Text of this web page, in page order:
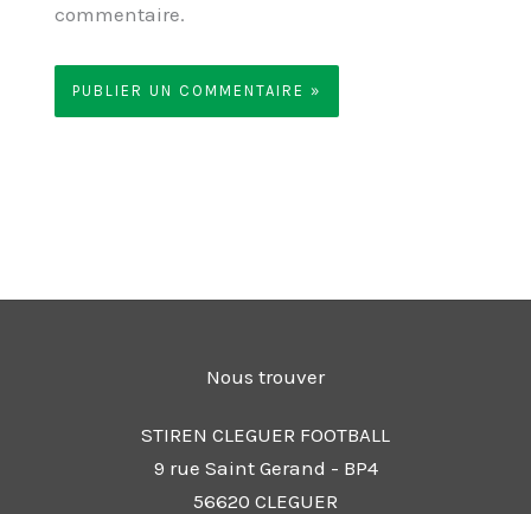
commentaire.
Nous trouver
STIREN CLEGUER FOOTBALL
9 rue Saint Gerand - BP4
56620 CLEGUER